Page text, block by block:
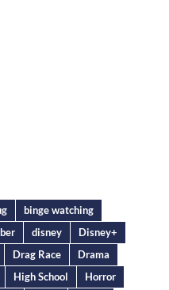
binge watching
disney
Disney+
Drag Race
Drama
High School
Horror